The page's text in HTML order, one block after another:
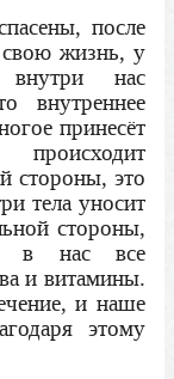
после
жизнь, у
нас
внутреннее
принесёт
стороны, это
тела уносит
стороны,
в нас все
и витамины.
и наше
этому